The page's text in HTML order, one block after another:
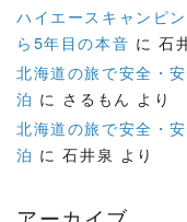
ハイエースキャンピ
ら5年目の本音 に石
北海道の旅で安全・
泊 に さるもん より
北海道の旅で安全・
泊 に石井泉 より